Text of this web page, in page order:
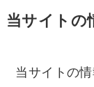
当サイトの
当サイトの